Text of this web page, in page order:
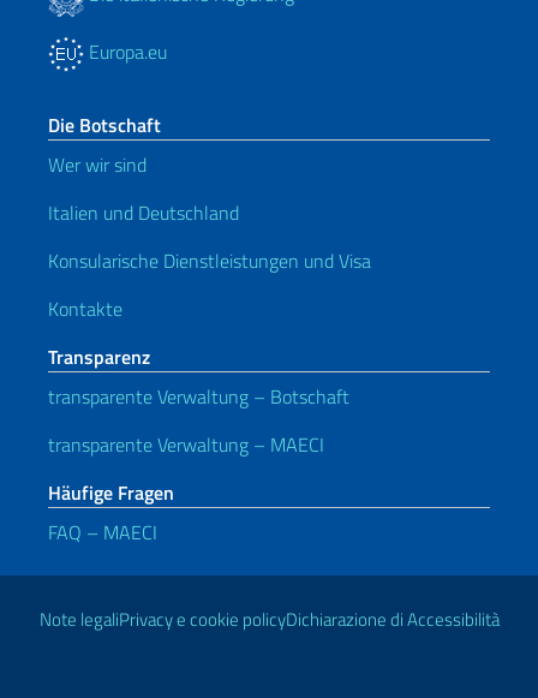
Europa.eu
Die Botschaft
Wer wir sind
Italien und Deutschland
Konsularische Dienstleistungen und Visa
Kontakte
Transparenz
transparente Verwaltung – Botschaft
transparente Verwaltung – MAECI
Häufige Fragen
FAQ – MAECI
Nützliche Links
Note legaliPrivacy e cookie policyDichiarazione di Accessibilità